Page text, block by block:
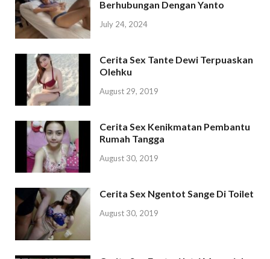
Berhubungan Dengan Yanto
July 24, 2024
Cerita Sex Tante Dewi Terpuaskan
Olehku
August 29, 2019
Cerita Sex Kenikmatan Pembantu
Rumah Tangga
August 30, 2019
Cerita Sex Ngentot Sange Di Toilet
August 30, 2019